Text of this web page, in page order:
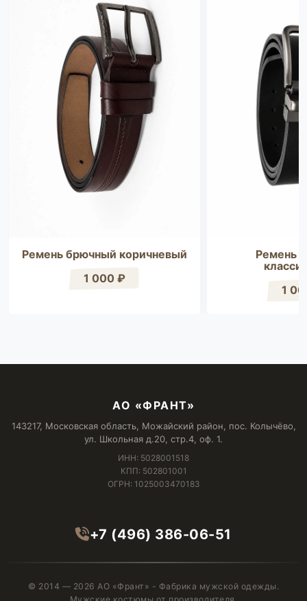
Ремень брючный коричневый
1 000 ₽
Ремень
1
АО «ФРАНТ»
143217, Московская область, Можайский район, пос. Колычёво,
ул. Школьная д.20, стр.4, оф. 1.
ИНН: 5028001518
КПП: 502801001
ОГРН: 1025003470183
+7 (496) 386-06-51
© 2014 — 2026 АО «Франт» - Фабрика мужской одежды.